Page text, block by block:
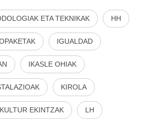
ETA TEKNIKAK HH
IGUALDAD
IKASLE OHIAK
KIROLA
KULTUR EKINTZAK LH